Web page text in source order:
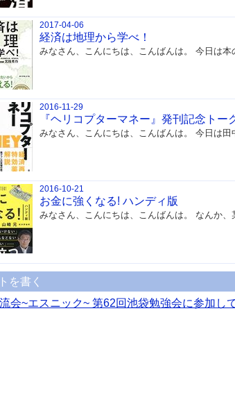
2017-04-06
経済は地理から学べ！
みなさん、こんにちは、こんばんは。 今日は
2016-11-29
『ヘリコプターマネー』発刊記念トー
みなさん、こんにちは、こんばんは。 今日は
2016-10-21
お金に強くなる! ハンディ版
みなさん、こんにちは、こんばんは。 なんか
を書く
会~エスニック~ 第62回池袋勉強会に参加し